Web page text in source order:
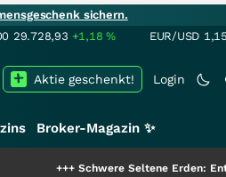
sichern.
29.728,93 +1,18% EUR/USD
Login
Aktie geschenkt!
Broker-Magazin ✨
Schwere Seltene Erden: Entsteht hier die